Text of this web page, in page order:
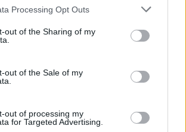
Processing Opt Outs
out of the Sharing of my
out of the Sale of my
out of processing my
for Targeted Advertising.
rănește mai ales pe tine”
Diana Șoșoacă are o
profil infracțional. La 20
e recidivist pe șosele: conduce
polițiști. Senatoarea zicea ceva
de „tipe băgate pe filiera lui”